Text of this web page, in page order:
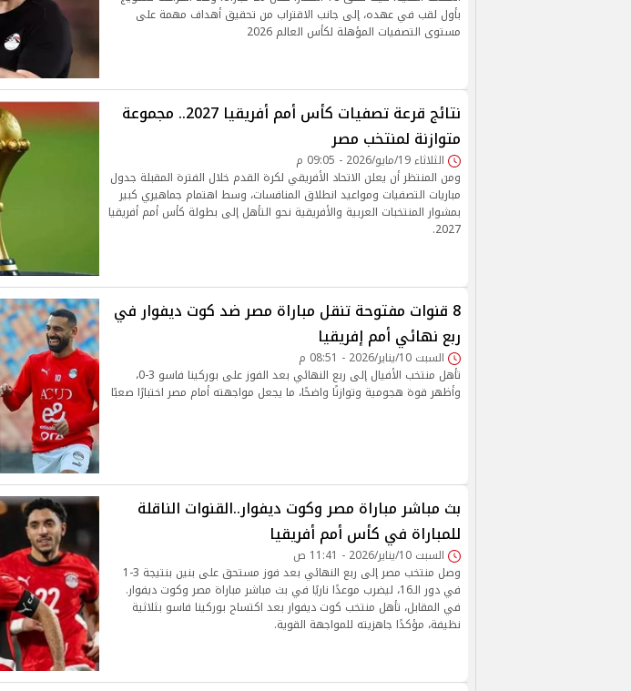
بأول لقب في عهده، إلى جانب الاقتراب من تحقيق أهداف مهمة على
مستوى التصفيات المؤهلة لكأس العالم 2026
نتائج قرعة تصفيات كأس أمم أفريقيا 2027.. مجموعة
متوازنة لمنتخب مصر
الثلاثاء 19/مايو/2026 - 09:05 م
ومن المنتظر أن يعلن الاتحاد الأفريقي لكرة القدم خلال الفترة المقبلة جدول
مباريات التصفيات ومواعيد انطلاق المنافسات، وسط اهتمام جماهيري كبير
بمشوار المنتخبات العربية والأفريقية نحو التأهل إلى بطولة كأس أمم أفريقيا
2027.
8 قنوات مفتوحة تنقل مباراة مصر ضد كوت ديفوار في
ربع نهائي أمم إفريقيا
السبت 10/يناير/2026 - 08:51 م
تأهل منتخب الأفيال إلى ربع النهائي بعد الفوز على بوركينا فاسو 3-0،
وأظهر قوة هجومية وتوازنًا واضحًا، ما يجعل مواجهته أمام مصر اختبارًا صعبًا
بث مباشر مباراة مصر وكوت ديفوار..القنوات الناقلة
للمباراة في كأس أمم أفريقيا
السبت 10/يناير/2026 - 11:41 ص
وصل منتخب مصر إلى ربع النهائي بعد فوز مستحق على بنين بنتيجة 3-1
في دور الـ16، ليضرب موعدًا ناريًا في بث مباشر مباراة مصر وكوت ديفوار.
في المقابل، تأهل منتخب كوت ديفوار بعد اكتساح بوركينا فاسو بثلاثية
نظيفة، مؤكدًا جاهزيته للمواجهة القوية.